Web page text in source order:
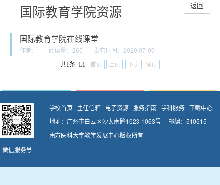
国际教育学院资源 返回
国际教育学院在线课堂
作者： 阅读量： 265 发布时间：2020-07-09
共1条 1/1 首页 上页 下页 尾页
微信服务号
学校首页 | 主任信箱 | 电子资源 | 服务指南 | 学科服务 | 下载中心
地址：广州市白云区沙太南路1023-1063号 邮编：510515
南方医科大学教学发展中心版权所有